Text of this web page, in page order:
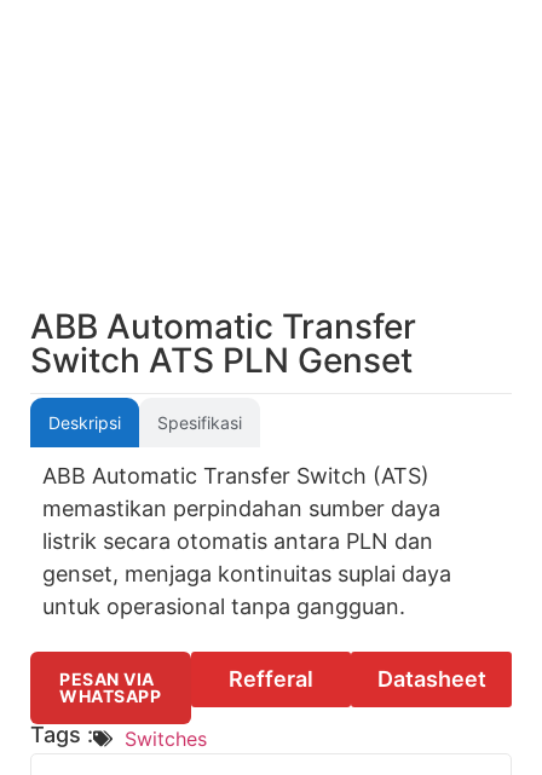
ABB Automatic Transfer
Switch ATS PLN Genset
Deskripsi Spesifikasi
ABB Automatic Transfer Switch (ATS)
memastikan perpindahan sumber daya
listrik secara otomatis antara PLN dan
genset, menjaga kontinuitas suplai daya
untuk operasional tanpa gangguan.
PESAN VIA
WHATSAPP
Refferal Datasheet
Tags : Switches